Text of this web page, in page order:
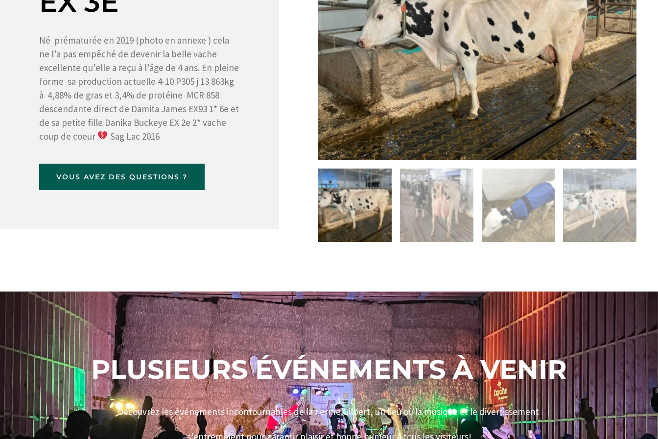
Né prématurée en 2019 (photo en annexe ) cela
ne l’a pas empêché de devenir la belle vache
excellente qu’elle a reçu à l’âge de 4 ans. En pleine
forme sa production actuelle 4-10 P305 j 13 863kg
à 4,88% de gras et 3,4% de protéine MCR 858
descendante direct de Damita James EX93 1* 6e et
de sa petite fille Danika Buckeye EX 2e 2* vache
coup de coeur
Sag Lac 2016
VOUS AVEZ DES QUESTIONS ?
PLUSIEURS ÉVÉNEMENTS À VENIR
Découvrez les événements incontournables de la Ferme Gilbert, un lieu où la musique et le divertissement
s’entremêlent pour garantir plaisir et bonne humeur à tous les visiteurs!